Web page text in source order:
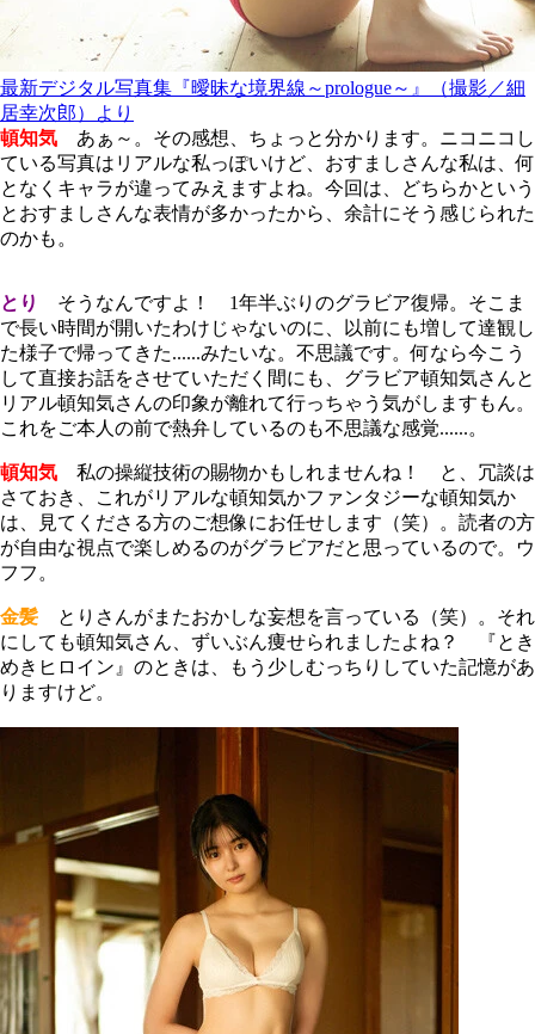
最新デジタル写真集『曖昧な境界線～prologue～』（撮影／細
居幸次郎）より
頓知気 あぁ～。その感想、ちょっと分かります。ニコニコし
ている写真はリアルな私っぽいけど、おすましさんな私は、何
となくキャラが違ってみえますよね。今回は、どちらかという
とおすましさんな表情が多かったから、余計にそう感じられた
のかも。
とり
そうなんですよ！ 1年半ぶりのグラビア復帰。そこま
で長い時間が開いたわけじゃないのに、以前にも増して達観し
た様子で帰ってきた......みたいな。不思議です。何なら今こう
して直接お話をさせていただく間にも、グラビア頓知気さんと
リアル頓知気さんの印象が離れて行っちゃう気がしますもん。
これをご本人の前で熱弁しているのも不思議な感覚......。
頓知気 私の操縦技術の賜物かもしれませんね！ と、冗談は
さておき、これがリアルな頓知気かファンタジーな頓知気か
は、見てくださる方のご想像にお任せします（笑）。読者の方
が自由な視点で楽しめるのがグラビアだと思っているので。ウ
フフ。
金髪 とりさんがまたおかしな妄想を言っている（笑）。それ
にしても頓知気さん、ずいぶん痩せられましたよね？ 『とき
めきヒロイン』のときは、もう少しむっちりしていた記憶があ
りますけど。